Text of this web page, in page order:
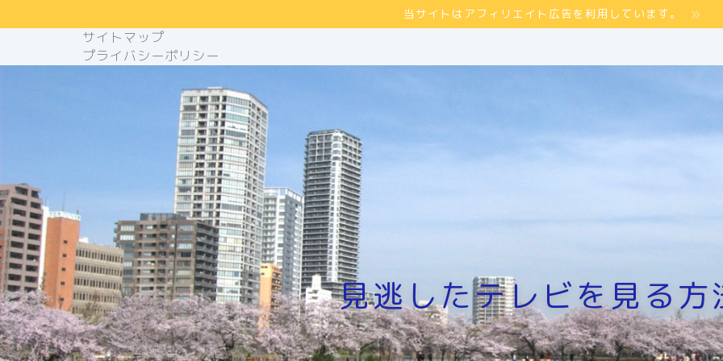
当サイトはアフィリエイト広告を利用しています。
サイトマップ
プライバシーポリシー
見逃したテレビを見る方